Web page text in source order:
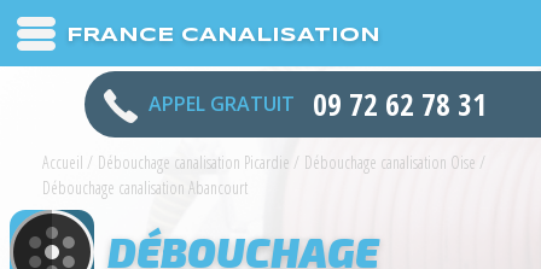
FRANCE CANALISATION
APPEL GRATUIT 09 72 62 78 31
Accueil / Débouchage canalisation Picardie / Débouchage canalisation Oise /
Débouchage canalisation Abancourt
DÉBOUCHAGE